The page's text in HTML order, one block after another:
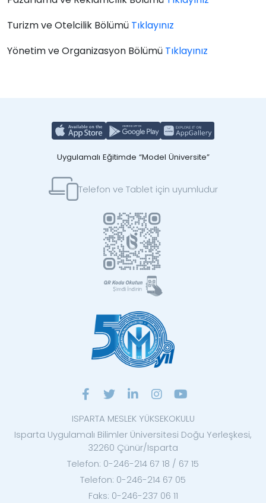
Turizm ve Otelcilik Bölümü Tıklayınız
Yönetim ve Organizasyon Bölümü Tıklayınız
Uygulamalı Eğitimde “Model Üniversite”
Telefon ve Tablet için uyumludur
ISPARTA MESLEK YÜKSEKOKULU
Isparta Uygulamalı Bilimler Üniversitesi Doğu Yerleşkesi,
32260 Çünür/Isparta
Telefon: 0-246-214 67 18 / 67 15
Telefon: 0-246-214 67 05
Faks: 0-246-237 06 11